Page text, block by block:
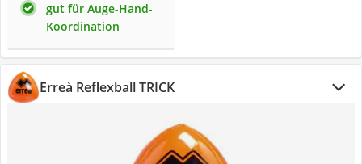
gut für Auge-Hand-
Koordination
Erreà Reflexball TRICK